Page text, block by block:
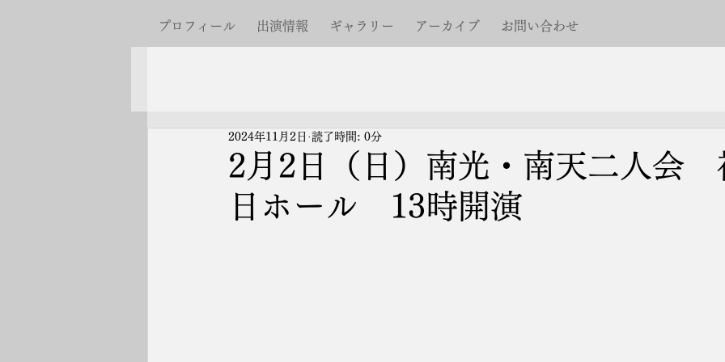
プロフィール 出演情報 ギャラリー アーカイブ お問い合わせ
2月2日（日）南光・南天二人会
日ホール 13時開演
2024年11月2日 読了時間: 0分